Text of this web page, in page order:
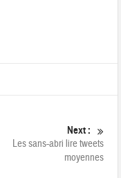
Next :
Les sans-abri lire tweets
moyennes